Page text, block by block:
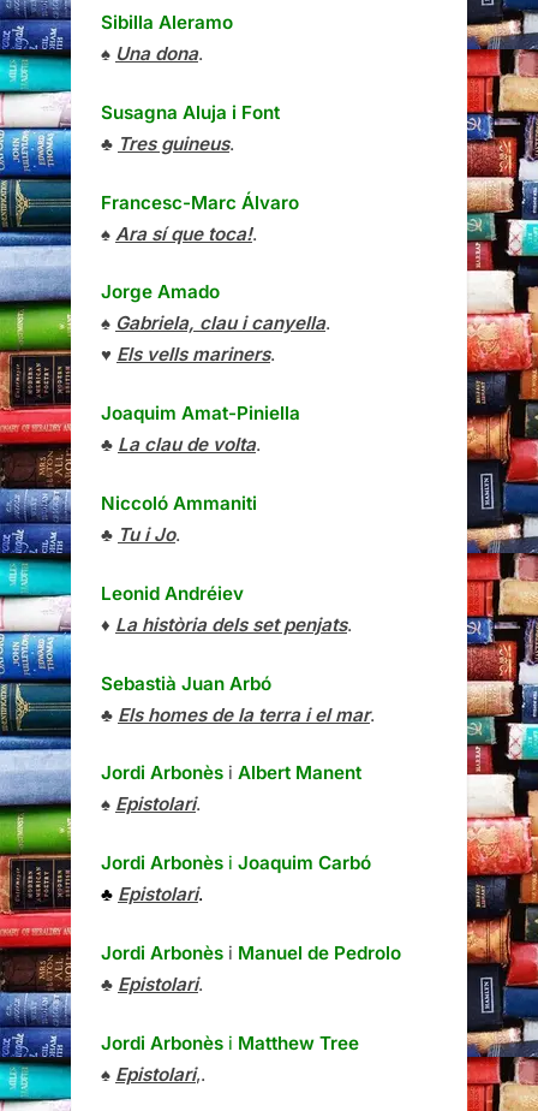
Sibilla Aleramo
♠ Una dona.
Susagna Aluja i Font
♣ Tres guineus.
Francesc-Marc Álvaro
♠ Ara sí que toca!.
Jorge Amado
♠ Gabriela, clau i canyella.
♥ Els vells mariners.
Joaquim Amat-Piniella
♣ La clau de volta.
Niccoló Ammaniti
♣ Tu i Jo.
Leonid Andréiev
♦ La història dels set penjats.
Sebastià Juan Arbó
♣ Els homes de la terra i el mar.
Jordi Arbonès i Albert Manent
♠ Epistolari.
Jordi Arbonès i Joaquim Carbó
♣ Epistolari.
Jordi Arbonès i Manuel de Pedrolo
♣ Epistolari.
Jordi Arbonès i Matthew Tree
♠ Epistolari,.